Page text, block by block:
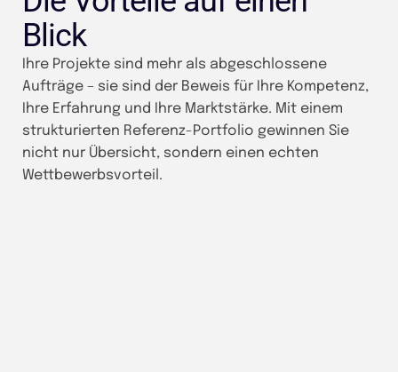
Blick
Ihre Projekte sind mehr als abgeschlossene
Aufträge – sie sind der Beweis für Ihre Kompetenz,
Ihre Erfahrung und Ihre Marktstärke. Mit einem
strukturierten Referenz-Portfolio gewinnen Sie
nicht nur Übersicht, sondern einen echten
Wettbewerbsvorteil.